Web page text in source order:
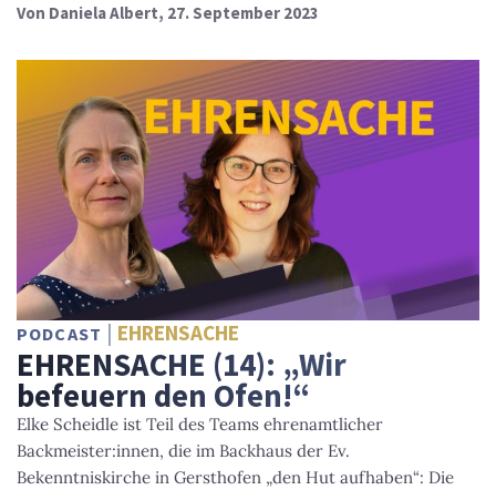
Von Daniela Albert, 27. September 2023
PODCAST EHRENSACHE
EHRENSACHE (14): „Wir
befeuern den Ofen!“
Elke Scheidle ist Teil des Teams ehrenamtlicher
Backmeister:innen, die im Backhaus der Ev.
Bekenntniskirche in Gersthofen „den Hut aufhaben“: Die